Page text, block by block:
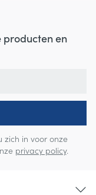
producten en
zich in voor onze
privacy policy.